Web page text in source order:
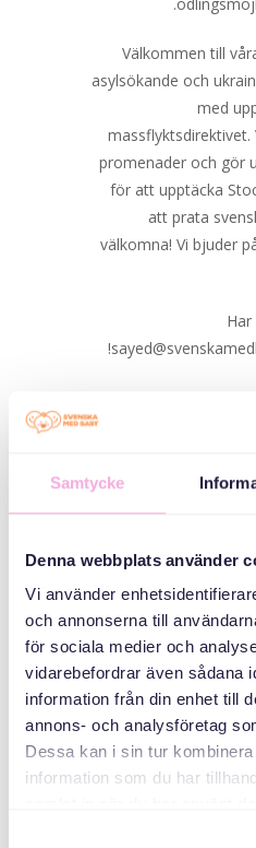
Samtycke
Denna webbplats använder
Vi använder
och annonserna till
för sociala medier och
vidarebefordrar även sådana
information från din enhet till
annons- och analysföretag
Dessa kan i sin tur
information som du har
Välkommen till
asylsökande och
med
promenader och gör
för att upptäcka
att prata
välkomna! Vi bjuder